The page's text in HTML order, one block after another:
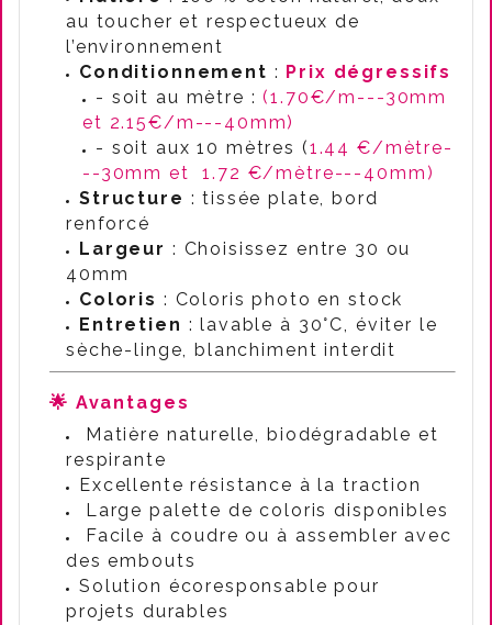
au toucher et respectueux de
l’environnement
Conditionnement : Prix dégressifs
- soit au mètre :(1.70€/m---30mm
et 2.15€/m---40mm)
- soit aux 10 mètres (1.44 €/mètre-
--30mm et 1.72 €/mètre---40mm)
Structure : tissée plate, bord
renforcé
Largeur : Choisissez entre 30 ou
40mm
Coloris : Coloris photo en stock
Entretien : lavable à 30°C, éviter le
sèche-linge, blanchiment interdit
🌟 Avantages
Matière naturelle, biodégradable et
respirante
Excellente résistance à la traction
Large palette de coloris disponibles
Facile à coudre ou à assembler avec
des embouts
Solution écoresponsable pour
projets durables